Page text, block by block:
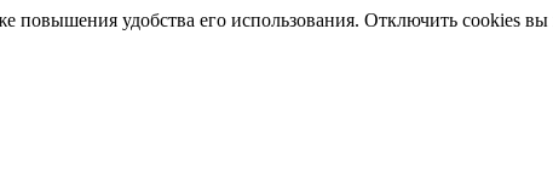
повышения удобства его использования. Отключить cookies вы